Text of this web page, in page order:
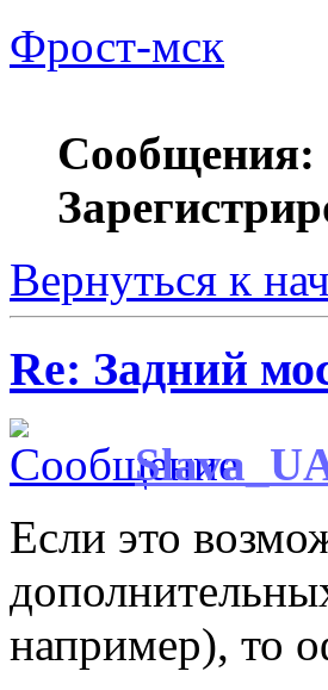
Фрост-мск
Сообщения:
Вернуться к
Re: Задний
Если это
например), то